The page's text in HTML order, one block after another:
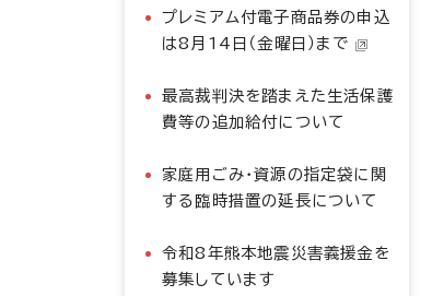
プレミアム付電子商品券の申込
は8月14日（金曜日）まで
最高裁判決を踏まえた生活保護
費等の追加給付について
家庭用ごみ・資源の指定袋に関
する臨時措置の延長について
令和8年熊本地震災害義援金を
募集しています